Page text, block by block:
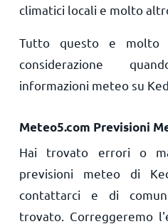
climatici locali e molto
Tutto questo e molto
considerazione
informazioni meteo su
Meteo5.com Previsioni
Hai trovato errori o
previsioni meteo di
contattarci e di
trovato. Correggeremo